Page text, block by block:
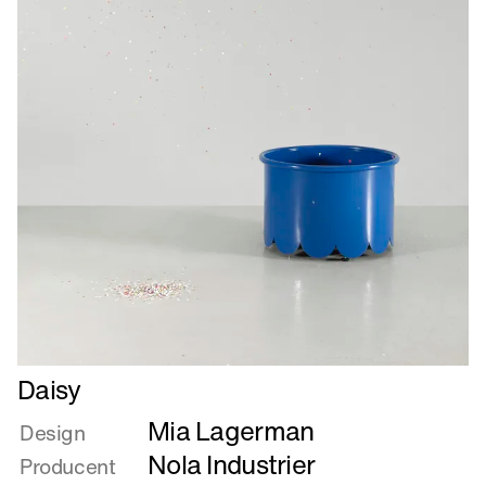
Læs
mere
om
Daisy
Daisy
Design Mia Lagerman
Producent Nola Industrier